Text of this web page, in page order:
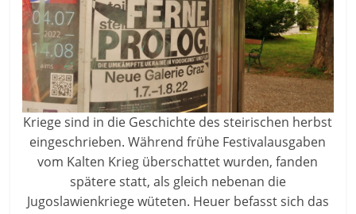
Kriege sind in die Geschichte des steirischen herbst
eingeschrieben. Während frühe Festivalausgaben
vom Kalten Krieg überschattet wurden, fanden
spätere statt, als gleich nebenan die
Jugoslawienkriege wüteten. Heuer befasst sich das